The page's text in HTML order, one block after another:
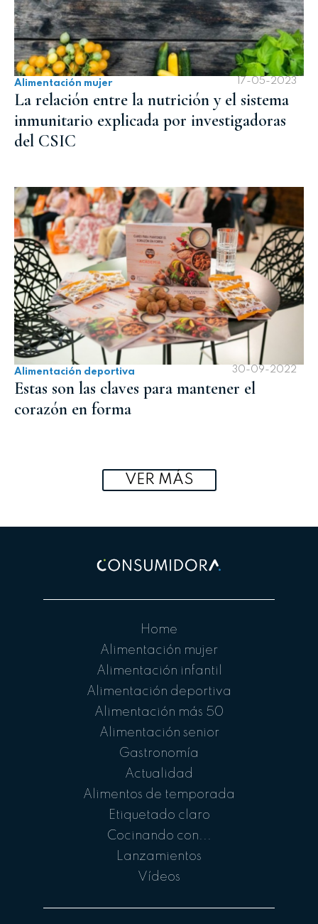
Alimentación mujer 17-05-2023
La relación entre la nutrición y el sistema
inmunitario explicada por investigadoras
del CSIC
Alimentación deportiva 30-09-2022
Estas son las claves para mantener el
corazón en forma
VER MÁS
Home
Alimentación mujer
Alimentación infantil
Alimentación deportiva
Alimentación más 50
Alimentación senior
Gastronomía
Actualidad
Alimentos de temporada
Etiquetado claro
Cocinando con...
Lanzamientos
Vídeos